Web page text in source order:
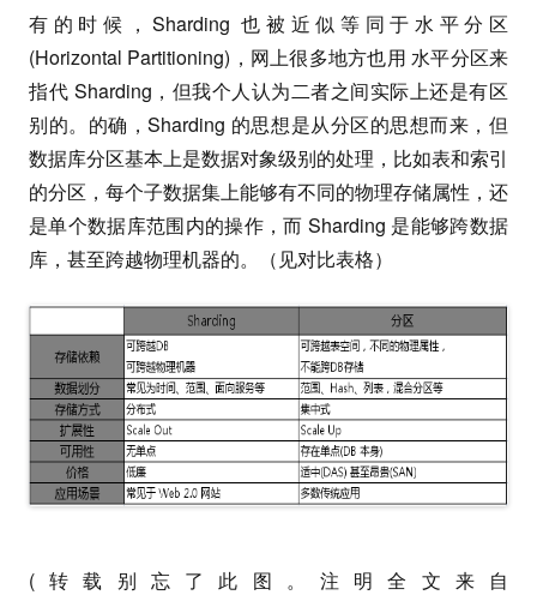
有的时候，Sharding 也被近似等同于水平分区
(Horizontal Partitioning)，网上很多地方也用 水平分区来
指代 Sharding，但我个人认为二者之间实际上还是有区
别的。的确，Sharding 的思想是从分区的思想而来，但
数据库分区基本上是数据对象级别的处理，比如表和索引
的分区，每个子数据集上能够有不同的物理存储属性，还
是单个数据库范围内的操作，而 Sharding 是能够跨数据
库，甚至跨越物理机器的。（见对比表格）
(转载别忘了此图。注明全文来自